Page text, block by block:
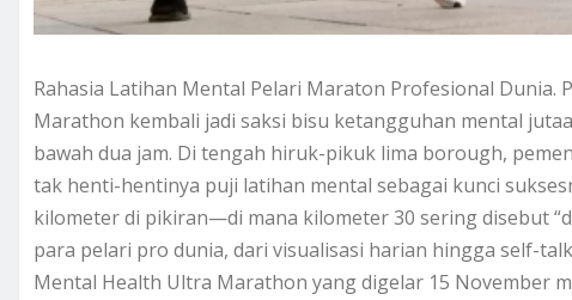
Rahasia Latihan Mental Pelari Maraton Profesional Dunia.
Marathon kembali jadi saksi bisu ketangguhan mental
bawah dua jam. Di tengah hiruk-pikuk lima borough,
tak henti-hentinya puji latihan mental sebagai kunci
kilometer di pikiran—di mana kilometer 30 sering disebut
para pelari pro dunia, dari visualisasi harian hingga self-
Mental Health Ultra Marathon yang digelar 15 November